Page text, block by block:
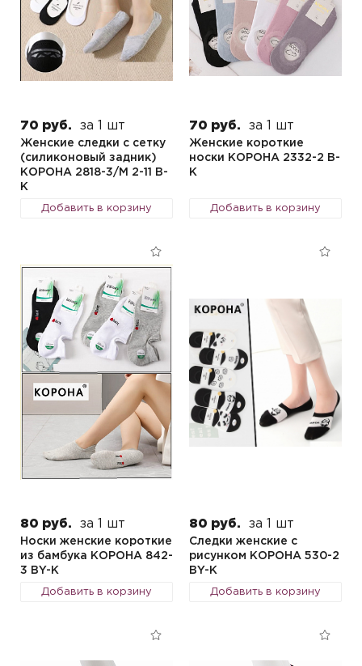
70 руб. за 1 шт
Женские следки с сетку
(силиконовый задник)
КОРОНА 2818-3/М 2-11 B-
K
Добавить в корзину
70 руб. за 1 шт
Женские короткие
носки КОРОНА 2332-2 B-
K
Добавить в корзину
80 руб. за 1 шт
Носки женские короткие
из бамбука КОРОНА 842-
3 BY-K
Добавить в корзину
80 руб. за 1 шт
Следки женские с
рисунком КОРОНА 530-2
BY-K
Добавить в корзину